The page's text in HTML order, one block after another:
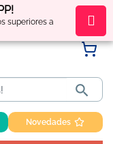
superiores a
tus compras

Novedades